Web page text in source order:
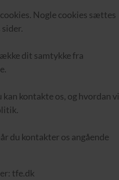
Nogle cookies sættes
dit samtykke fra
kan kontakte os, og hvordan vi
du kontakter os angående
tfe.dk